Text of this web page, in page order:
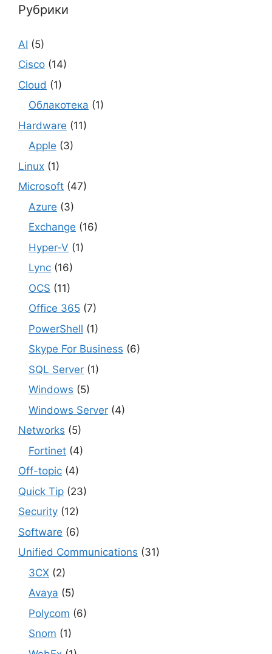
Рубрики
AI (5)
Cisco (14)
Cloud (1)
Облакотека (1)
Hardware (11)
Apple (3)
Linux (1)
Microsoft (47)
Azure (3)
Exchange (16)
Hyper-V (1)
Lync (16)
OCS (11)
Office 365 (7)
PowerShell (1)
Skype For Business (6)
SQL Server (1)
Windows (5)
Windows Server (4)
Networks (5)
Fortinet (4)
Off-topic (4)
Quick Tip (23)
Security (12)
Software (6)
Unified Communications (31)
3CX (2)
Avaya (5)
Polycom (6)
Snom (1)